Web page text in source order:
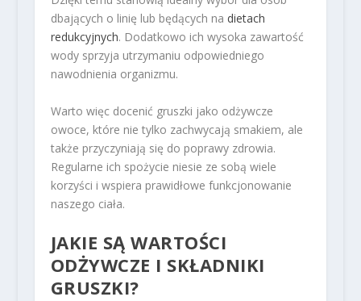
dbających o linię lub będących na dietach
redukcyjnych. Dodatkowo ich wysoka zawartość
wody sprzyja utrzymaniu odpowiedniego
nawodnienia organizmu.
Warto więc docenić gruszki jako odżywcze
owoce, które nie tylko zachwycają smakiem, ale
także przyczyniają się do poprawy zdrowia.
Regularne ich spożycie niesie ze sobą wiele
korzyści i wspiera prawidłowe funkcjonowanie
naszego ciała.
JAKIE SĄ WARTOŚCI
ODŻYWCZE I SKŁADNIKI
GRUSZKI?